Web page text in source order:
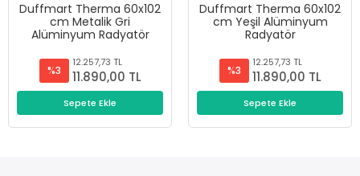
Duffmart Therma 60x102
cm Metalik Gri
Alüminyum Radyatör
%3
12.257,73 TL
11.890,00 TL
Sepete Ekle
Duffmart Therma 60x102
cm Yeşil Alüminyum
Radyatör
%3
12.257,73 TL
11.890,00 TL
Sepete Ekle